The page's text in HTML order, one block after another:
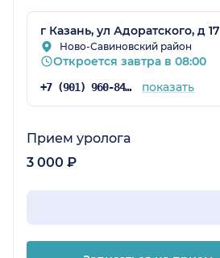
г Казань, ул Адоратского, д 17
Ново-Савиновский район
Откроется завтра в 08:00
+7 (901) 960-84-71 показать
Прием уролога
3 000 ₽